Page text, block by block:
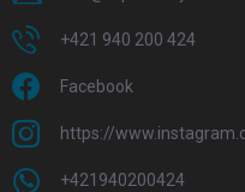
+421 940 200 424
Facebook
https://
+421940200424